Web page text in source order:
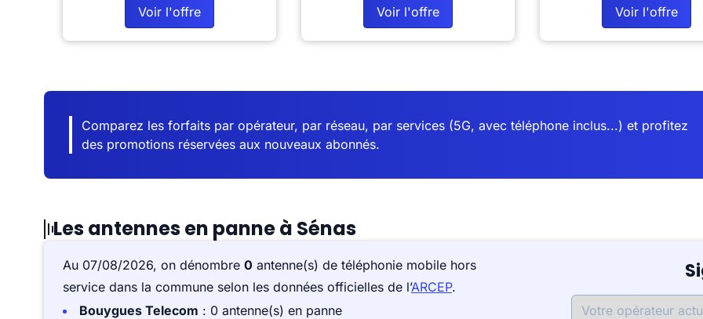
Voir l'offre Voir l'offre Voir l'offre
Comparez les forfaits par opérateur, par réseau, par services (5G, avec téléphone inclus...) et profitez
des promotions réservées aux nouveaux abonnés.
Les antennes en panne à Sénas
Au 07/08/2026, on dénombre 0 antenne(s) de téléphonie mobile hors
service dans la commune selon les données officielles de l’ARCEP.
Bouygues Telecom : 0 antenne(s) en panne